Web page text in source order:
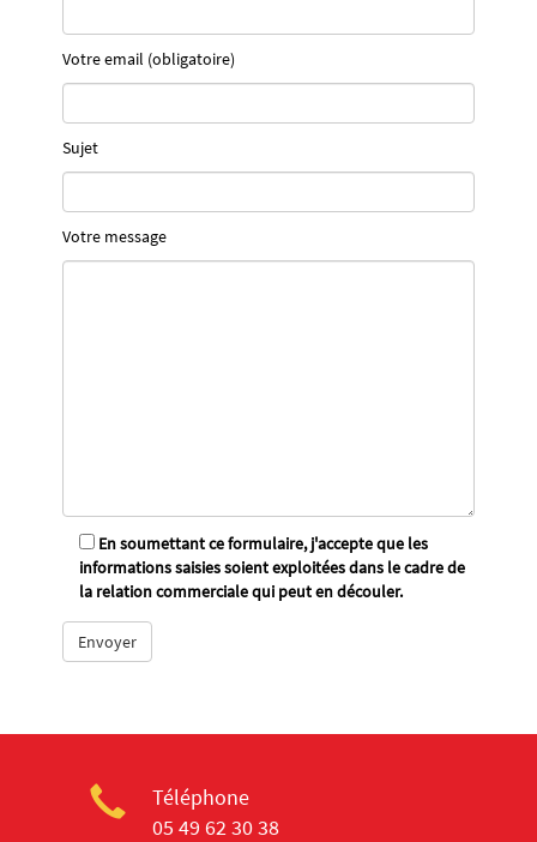
Votre email (obligatoire)
Sujet
Votre message
En soumettant ce formulaire, j'accepte que les
informations saisies soient exploitées dans le cadre de
la relation commerciale qui peut en découler.
Téléphone
05 49 62 30 38